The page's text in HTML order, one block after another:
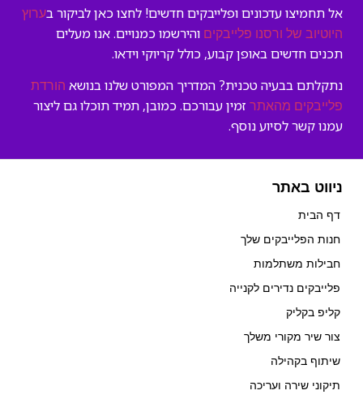
אל תחמיצו עדכונים ופלייבקים חדשים! לחצו כאן לביקור בערוץ
היוטיוב של ורסנו פלייבקים והירשמו כמנויים. אנו מעלים
תכנים חדשים באופן קבוע, כולל קריוקי וידאו.
נתקלתם בבעיה טכנית? המדריך המפורט שלנו בנושא הורדת
פלייבקים מהאתר זמין עבורכם. כמובן, תמיד תוכלו גם ליצור
עמנו קשר לסיוע נוסף.
ניווט באתר
דף הבית
חנות הפלייבקים שלך
חבילות משתלמות
פלייבקים נדירים לקנייה
קליפ בקליק
צור שיר מקורי משלך
שיתוף בקהילה
תיקוני שירה ועריכה